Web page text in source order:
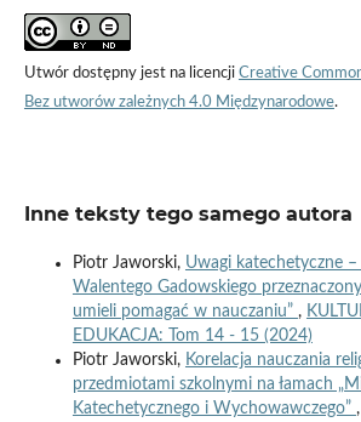
Utwór dostępny jest na licencji Creative
Bez utworów zależnych 4.0 Międzynarodowe.
Inne teksty tego samego autora
Piotr Jaworski, Uwagi katechetyczne
Walentego Gadowskiego
umieli pomagać w nauczaniu” ,
EDUKACJA: Tom 14 - 15 (2024)
Piotr Jaworski, Korelacja nauczania
przedmiotami szkolnymi na łamach
Katechetycznego i Wychowawczego” ,